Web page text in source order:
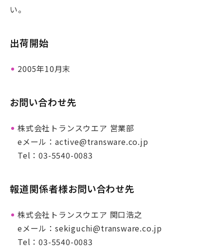
い。
出荷開始
2005年10月末
お問い合わせ先
株式会社トランスウエア 営業部
eメール：active@transware.co.jp
Tel：03-5540-0083
報道関係者様お問い合わせ先
株式会社トランスウエア 関口浩之
eメール：sekiguchi@transware.co.jp
Tel：03-5540-0083